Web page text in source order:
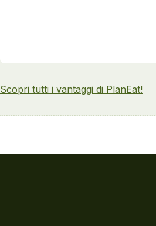
Scopri tutti i vantaggi di PlanEat!